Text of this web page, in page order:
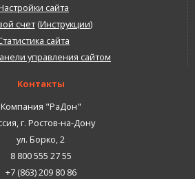
сайта
счет(Инструкции)
сайта
управления сайтом
Контакты
Компания "РаДон"
,г. Ростов-на-Дону
ул. Борко, 2
8 800 555 27 55
+7 (863) 209 80 86